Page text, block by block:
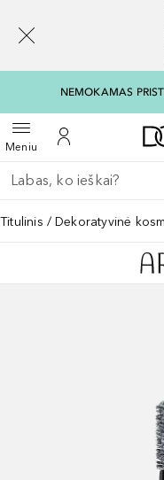
NEMOKAMAS
MeniuAtidaryti meniuĮ mano paskyrą
Grįžk atgal
Vykdykite paiešką
Titulinis Dekoratyvinė